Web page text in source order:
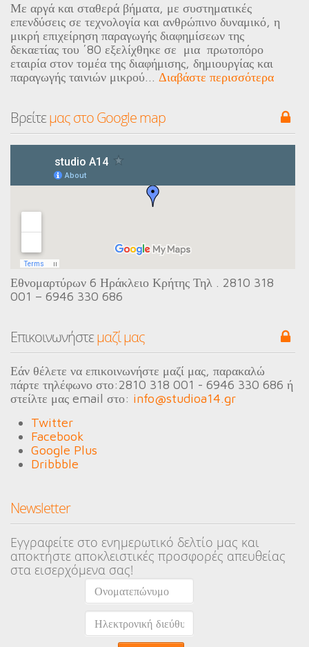
Με αργά και σταθερά βήματα, με συστηματικές
επενδύσεις σε τεχνολογία και ανθρώπινο δυναμικό, η
μικρή επιχείρηση παραγωγής διαφημίσεων της
δεκαετίας του ΄80 εξελίχθηκε σε μια πρωτοπόρο
εταιρία στον τομέα της διαφήμισης, δημιουργίας και
παραγωγής ταινιών μικρού... Διαβάστε περισσότερα
Βρείτε μας στo Google map
Εθνομαρτύρων 6 Ηράκλειο Κρήτης Τηλ . 2810 318
001 – 6946 330 686
Eπικοινωνήστε μαζί μας
Εάν θέλετε να επικοινωνήστε μαζί μας, παρακαλώ
πάρτε τηλέφωνο στο:2810 318 001 - 6946 330 686 ή
στείλτε μας email στο: info@studioa14.gr
Twitter
Facebook
Google Plus
Dribbble
Newsletter
Εγγραφείτε στο ενημερωτικό δελτίο μας και
αποκτήστε αποκλειστικές προσφορές απευθείας
στα εισερχόμενα σας!